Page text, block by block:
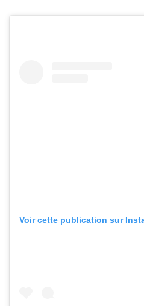
Voir cette publication sur